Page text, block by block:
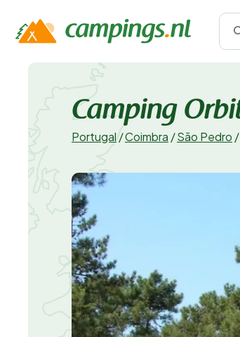
Camping
Portugal/Coimbra /São Pedro /